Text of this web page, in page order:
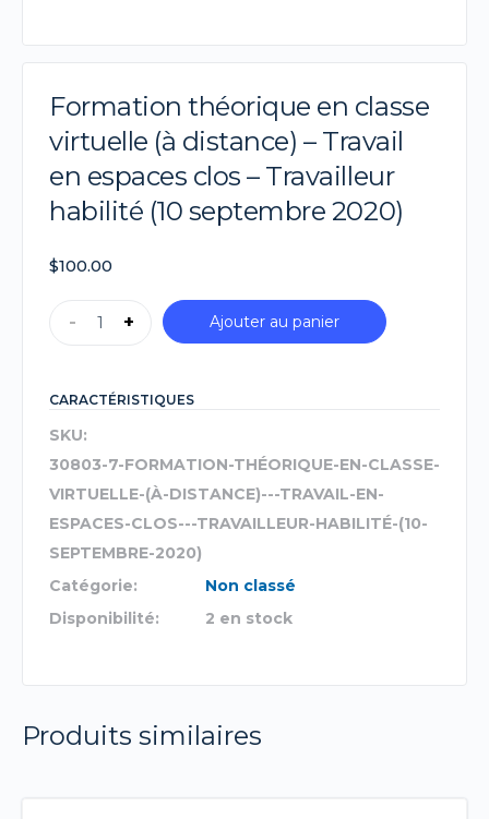
Formation théorique en classe
virtuelle (à distance) – Travail
en espaces clos – Travailleur
habilité (10 septembre 2020)
$100.00
- + Ajouter au panier
CARACTÉRISTIQUES
SKU:
30803-7-FORMATION-THÉORIQUE-EN-CLASSE-
VIRTUELLE-(À-DISTANCE)---TRAVAIL-EN-
ESPACES-CLOS---TRAVAILLEUR-HABILITÉ-(10-
SEPTEMBRE-2020)
Catégorie:
Non classé
Disponibilité:
2 en stock
Produits similaires